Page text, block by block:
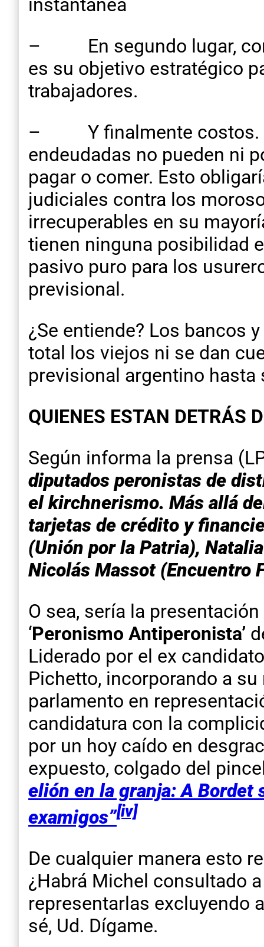
instantánea
– En segundo lugar,
es su objetivo estratégico
trabajadores.
– Y finalmente costos.
endeudadas no pueden ni
pagar o comer. Esto
judiciales contra los
irrecuperables en su
tienen ninguna posibilidad
pasivo puro para los
previsional.
¿Se entiende? Los bancos
total los viejos ni se dan
previsional argentino
QUIENES ESTAN DETRÁS
Según informa la prensa
diputados peronistas de
el kirchnerismo. Más allá
tarjetas de crédito y
(Unión por la Patria),
Nicolás Massot (Encuentro
O sea, sería la
‘Peronismo Antiperonista’
Liderado por el ex
Pichetto, incorporando a su
parlamento en
candidatura con la
por un hoy caído en
expuesto, colgado del
elión en la granja: A
examigos”[iv]
De cualquier manera esto
¿Habrá Michel consultado
representarlas excluyendo
sé, Ud. Dígame.